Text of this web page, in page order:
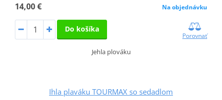
14,00 € Na objednávku
Do košíka
Porovnať
Jehla plováku
Ihla plaváku TOURMAX so sedadlom